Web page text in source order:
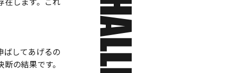
ばしてあげるの
の結果です。